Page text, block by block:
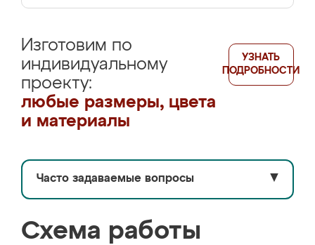
Изготовим по
индивидуальному
проекту:
любые размеры, цвета
и материалы
УЗНАТЬ
ПОДРОБНОСТИ
Часто задаваемые вопросы ▼
Схема работы